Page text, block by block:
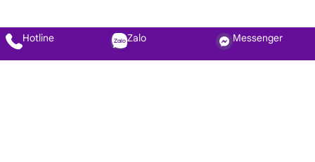
Hotline Zalo Messenger